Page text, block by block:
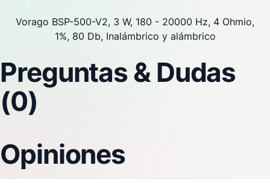
Vorago BSP-500-V2, 3 W, 180 - 20000 Hz, 4 Ohmio,
1%, 80 Db, Inalámbrico y alámbrico
Preguntas & Dudas
(0)
Opiniones